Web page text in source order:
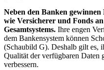
Neben den Banken
wie Versicherer und Fonds
Gesamtsystems. Ihre engen
dem Bankensystem können
(Schaubild G). Deshalb gilt es,
Qualität der verfügbaren Daten
verbessern.